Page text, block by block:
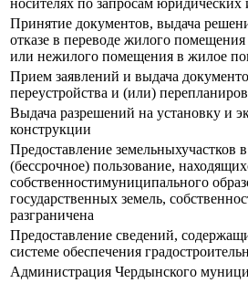
носителях по запросам юридических
Принятие документов, выдача
отказе в переводе жилого
или нежилого помещения в жилое
Прием заявлений и выдача
переустройства и (или)
Выдача разрешений на установку и
конструкции
Предоставление земельныхучастков
(бессрочное) пользование,
собственностимуниципального
государственных земель,
разграничена
Предоставление сведений,
системе обеспечения
Администрация Чердынского